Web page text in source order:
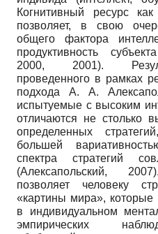
Когнитивный ресурс как
позволяет, в свою
общего фактора
продуктивность
2000, 2001).
проведенного в рамках
подхода А. А.
испытуемые с высоким
отличаются не столько
определенных
большей
спектра стратегий
(Алексапольский,
позволяет человеку
«картины мира», которые
в индивидуальном
эмпирических